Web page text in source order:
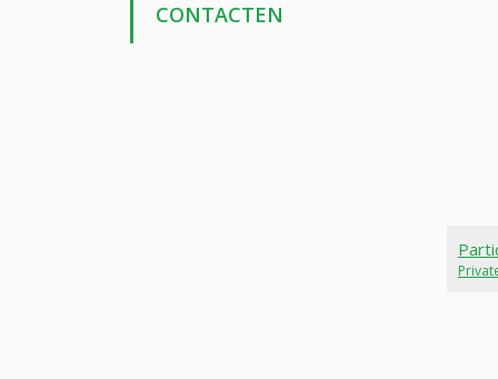
CONTACTEN